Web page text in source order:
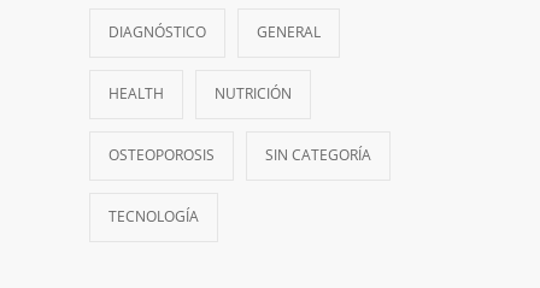
DIAGNÓSTICO GENERAL
HEALTH NUTRICIÓN
OSTEOPOROSIS SIN CATEGORÍA
TECNOLOGÍA